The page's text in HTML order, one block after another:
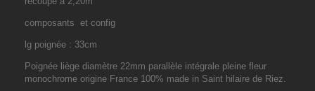
composants et config
lg poignée : 33cm
Poignée liège diamètre 22mm parallèle intégrale pleine fleur
monochrome origine France 100% made in Saint hilaire de Riez.